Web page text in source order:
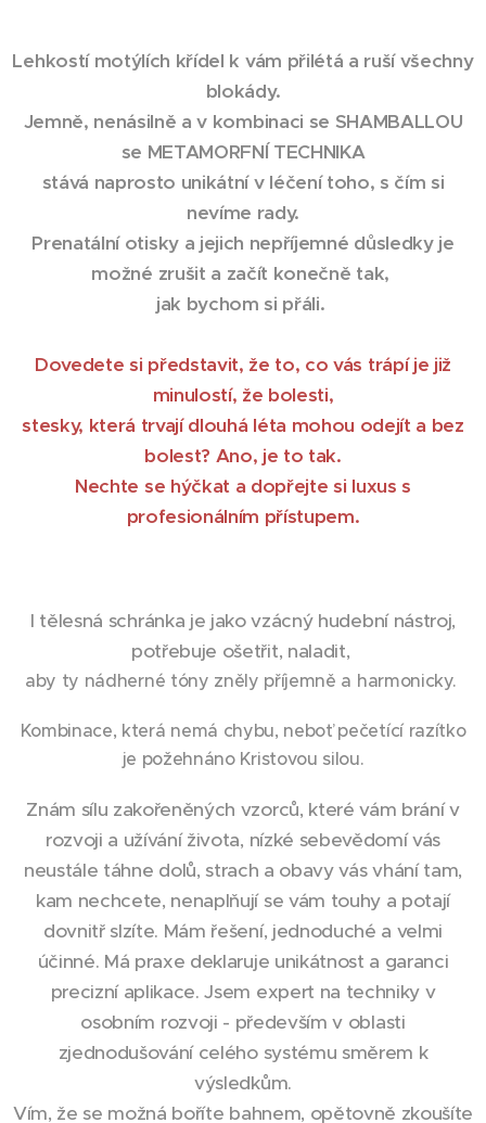
Lehkostí motýlích křídel k vám přilétá a ruší všechny
blokády.
Jemně, nenásilně a v kombinaci se SHAMBALLOU
se METAMORFNÍ TECHNIKA
stává naprosto unikátní v léčení toho, s čím si
nevíme rady.
Prenatální otisky a jejich nepříjemné důsledky je
možné zrušit a začít konečně tak,
jak bychom si přáli.
Dovedete si představit, že to, co vás trápí je již
minulostí, že bolesti,
stesky, která trvají dlouhá léta mohou odejít a bez
bolest? Ano, je to tak.
Nechte se hýčkat a dopřejte si luxus s
profesionálním přístupem.
I tělesná schránka je jako vzácný hudební nástroj,
potřebuje ošetřit, naladit,
aby ty nádherné tóny zněly příjemně a harmonicky.
Kombinace, která nemá chybu, neboť pečetící razítko
je požehnáno Kristovou silou.
Znám sílu zakořeněných vzorců, které vám brání v
rozvoji a užívání života, nízké sebevědomí vás
neustále táhne dolů, strach a obavy vás vhání tam,
kam nechcete, nenaplňují se vám touhy a potají
dovnitř slzíte. Mám řešení, jednoduché a velmi
účinné. Má praxe deklaruje unikátnost a garanci
precizní aplikace. Jsem expert na techniky v
osobním rozvoji - především v oblasti
zjednodušování celého systému směrem k
výsledkům.
Vím, že se možná boříte bahnem, opětovně zkoušíte